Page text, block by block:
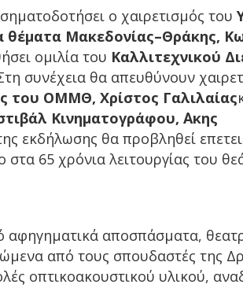
ο χαιρετισμός του
θέματα Μακεδονίας–Θράκης,
ομιλία του Καλλιτεχνικού
συνέχεια θα απευθύνουν
του ΟΜΜΘ, Χρίστος Γαλιλαίας
Κινηματογράφου, ΄Ακης
εκδήλωσης θα προβληθεί
65 χρόνια λειτουργίας του
αφηγηματικά αποσπάσματα,
από τους σπουδαστές της
οπτικοακουστικού υλικού,